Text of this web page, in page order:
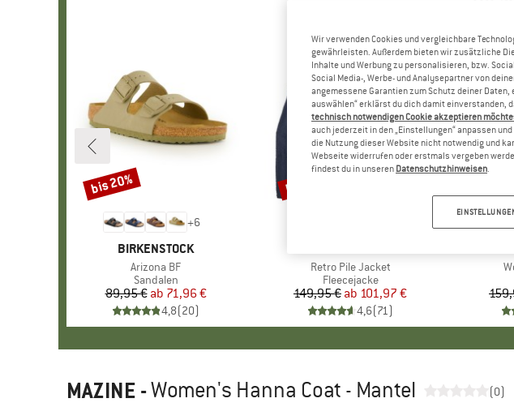
+6
MARKE
BIRKENSTOCK
Artikel
Arizona BF
Produktgruppe
Sandalen
Preis
89,95 € reduzierter Preis
ab 71,96 €
4,8(20)
Rabatt
bis 20%
Artikel
Retro Pile Jacket
Produktgruppe
Fleecejacke
Preis
149,95 € reduzierter Preis
ab 101,97 €
4,6(71)
Rabatt
bis 32%
MAZINE -Women's Hanna Coat - Mantel (0)
Wir verwenden Cookies und vergleichbare
gewährleisten. Außerdem bieten wir zusätzliche
Inhalte und Werbung zu personalisieren, bzw.
Social Media-, Werbe- und Analysepartner von
angemessene Garantien zum Schutz deiner
auswählen“ erklärst du dich damit einverstanden,
technisch notwendigen Cookie akzeptieren
auch jederzeit in den „Einstellungen“ anpassen
die Nutzung dieser Website nicht notwendig und
Webseite widerrufen oder erstmals vergeben
findest du in unseren Datenschutzhinweisen.